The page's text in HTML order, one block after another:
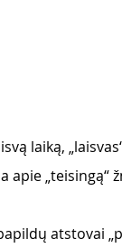
laiką,
„teisingą“
atstovai